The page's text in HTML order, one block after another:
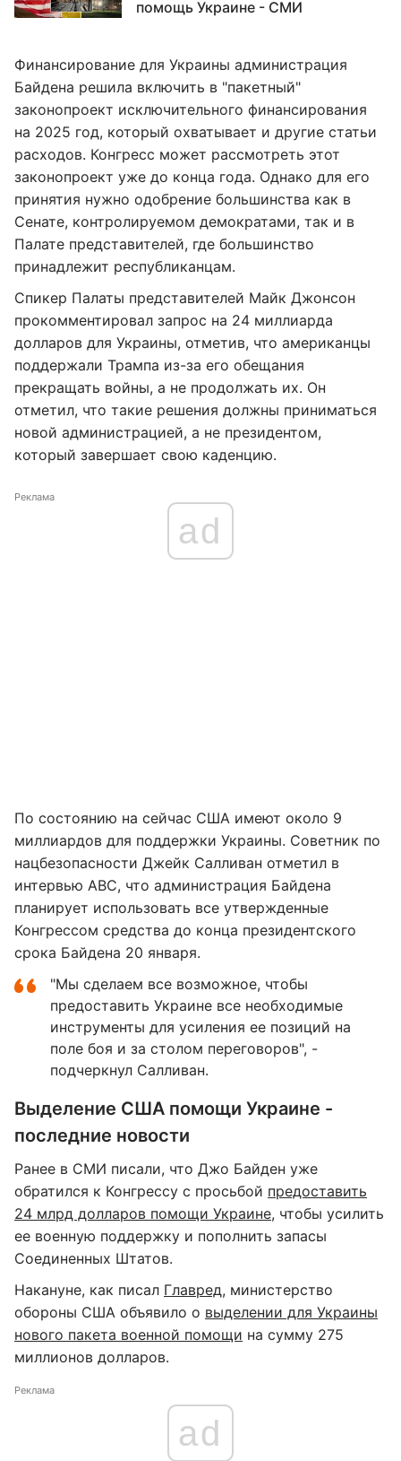
помощь Украине - СМИ
Финансирование для Украины администрация
Байдена решила включить в "пакетный"
законопроект исключительного финансирования
на 2025 год, который охватывает и другие статьи
расходов. Конгресс может рассмотреть этот
законопроект уже до конца года. Однако для его
принятия нужно одобрение большинства как в
Сенате, контролируемом демократами, так и в
Палате представителей, где большинство
принадлежит республиканцам.
Спикер Палаты представителей Майк Джонсон
прокомментировал запрос на 24 миллиарда
долларов для Украины, отметив, что американцы
поддержали Трампа из-за его обещания
прекращать войны, а не продолжать их. Он
отметил, что такие решения должны приниматься
новой администрацией, а не президентом,
который завершает свою каденцию.
Реклама
ad
По состоянию на сейчас США имеют около 9
миллиардов для поддержки Украины. Советник по
нацбезопасности Джейк Салливан отметил в
интервью ABC, что администрация Байдена
планирует использовать все утвержденные
Конгрессом средства до конца президентского
срока Байдена 20 января.
"Мы сделаем все возможное, чтобы
предоставить Украине все необходимые
инструменты для усиления ее позиций на
поле боя и за столом переговоров", -
подчеркнул Салливан.
Выделение США помощи Украине -
последние новости
Ранее в СМИ писали, что Джо Байден уже
обратился к Конгрессу с просьбой предоставить
24 млрд долларов помощи Украине, чтобы усилить
ее военную поддержку и пополнить запасы
Соединенных Штатов.
Накануне, как писал Главред, министерство
обороны США объявило о выделении для Украины
нового пакета военной помощи на сумму 275
миллионов долларов.
Реклама
ad